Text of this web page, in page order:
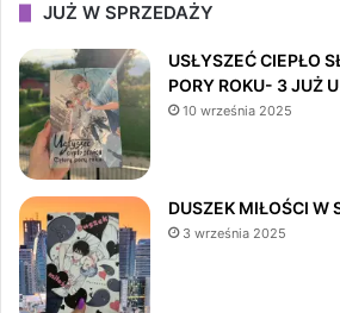
b
k
a
JUŻ W SPRZEDAŻY
USŁYSZEĆ CIEPŁO
PORY ROKU- 3 JUŻ
10 września 2025
DUSZEK MIŁOŚCI W
3 września 2025